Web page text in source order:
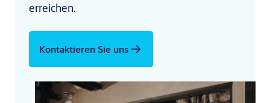
erreichen.
Kontaktieren Sie uns